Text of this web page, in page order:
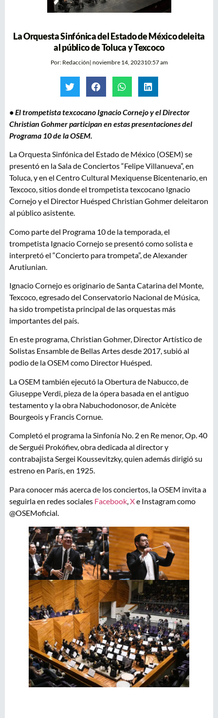
La Orquesta Sinfónica del Estado de México deleita
al público de Toluca y Texcoco
Por:Redacción| noviembre 14, 202310:57 am
• El trompetista texcocano Ignacio Cornejo y el Director
Christian Gohmer participan en estas presentaciones del
Programa 10 de la OSEM.
La Orquesta Sinfónica del Estado de México (OSEM) se
presentó en la Sala de Conciertos “Felipe Villanueva”, en
Toluca, y en el Centro Cultural Mexiquense Bicentenario, en
Texcoco, sitios donde el trompetista texcocano Ignacio
Cornejo y el Director Huésped Christian Gohmer deleitaron
al público asistente.
Como parte del Programa 10 de la temporada, el
trompetista Ignacio Cornejo se presentó como solista e
interpretó el “Concierto para trompeta”, de Alexander
Arutiunian.
Ignacio Cornejo es originario de Santa Catarina del Monte,
Texcoco, egresado del Conservatorio Nacional de Música,
ha sido trompetista principal de las orquestas más
importantes del país.
En este programa, Christian Gohmer, Director Artístico de
Solistas Ensamble de Bellas Artes desde 2017, subió al
podio de la OSEM como Director Huésped.
La OSEM también ejecutó la Obertura de Nabucco, de
Giuseppe Verdi, pieza de la ópera basada en el antiguo
testamento y la obra Nabuchodonosor, de Anicète
Bourgeois y Francis Cornue.
Completó el programa la Sinfonía No. 2 en Re menor, Op. 40
de Serguéi Prokófiev, obra dedicada al director y
contrabajista Sergei Koussevitzky, quien además dirigió su
estreno en París, en 1925.
Para conocer más acerca de los conciertos, la OSEM invita a
seguirla en redes sociales Facebook Xe Instagram como
@OSEMoficial.